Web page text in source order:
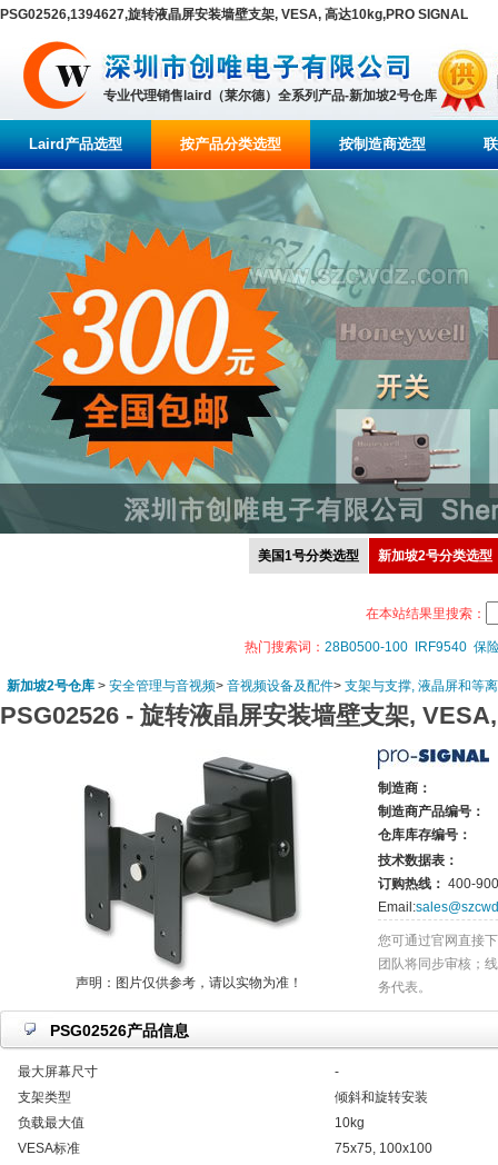
PSG02526,1394627,旋转液晶屏安装墙壁支架, VESA, 高达10kg,PRO SIGNAL
专业代理销售laird（莱尔德）全系列产品-新加坡2号仓库
Laird产品选型 按产品分类选型 按制造商选型
美国1号分类选型 新加坡2号分类选型
在本站结果里搜索：
热门搜索词： 28B0500-100 IRF9540 保
新加坡2号仓库 > 安全管理与音视频> 音视频设备及配件> 支架与支撑, 液晶屏和等
PSG02526 - 旋转液晶屏安装墙壁支架,
声明：图片仅供参考，请以实物为准！
制造商：
制造商产品编号：
仓库库存编号：
技术数据表：
订购热线： 400-
Email:
您可通过官网直接
团队将同步审核；
务代表。
PSG02526产品信息
最大屏幕尺寸
-
支架类型
倾斜和旋转安装
负载最大值
10kg
VESA标准
75x75, 100x100